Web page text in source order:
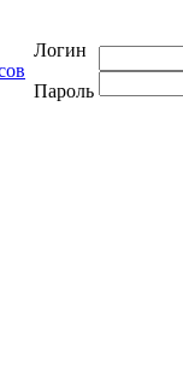
Логин
Пароль